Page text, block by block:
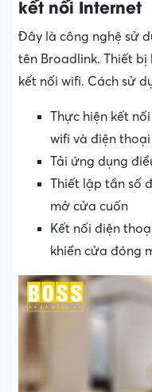
kết nối Internet
Đây là công nghệ sử
tên Broadlink. Thiết bị
kết nối wifi. Cách sử
Thực hiện kết
wifi và điện thoại
Tải ứng dụng
Thiết lập tần số
mở cửa cuốn
Kết nối điện
khiển cửa đóng